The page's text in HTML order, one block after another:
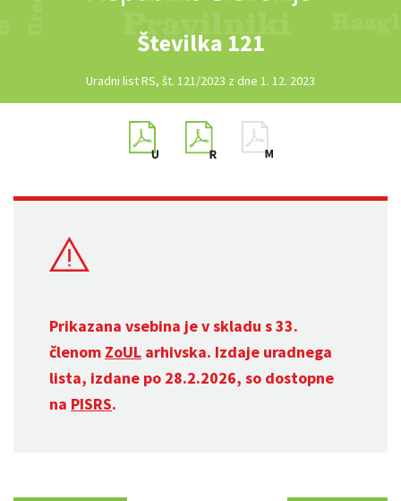
Številka 121
Uradni list RS, št. 121/2023 z dne 1. 12. 2023
Prikazana vsebina je v skladu s 33.
členom ZoUL arhivska. Izdaje uradnega
lista, izdane po 28.2.2026, so dostopne
na PISRS.